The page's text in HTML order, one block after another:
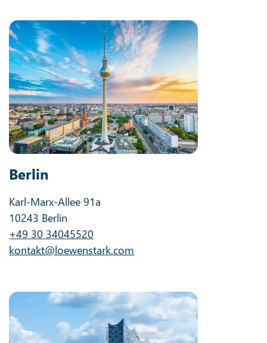
Berlin
Karl-Marx-Allee 91a
10243 Berlin
+49 30 34045520
kontakt@loewenstark.com